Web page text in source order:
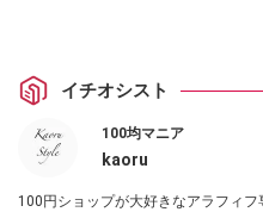
イチオシスト
100均マニア
kaoru
100円ショップが大好きなアラフィフ専業主婦！ 2018年に